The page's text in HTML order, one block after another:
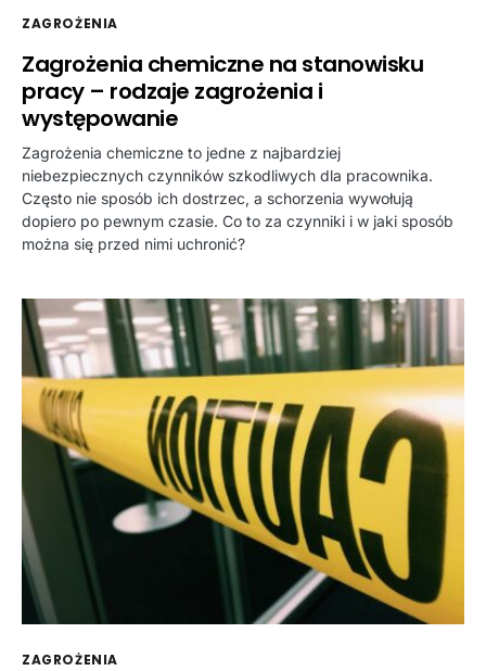
ZAGROŻENIA
Zagrożenia chemiczne na stanowisku
pracy – rodzaje zagrożenia i
występowanie
Zagrożenia chemiczne to jedne z najbardziej
niebezpiecznych czynników szkodliwych dla pracownika.
Często nie sposób ich dostrzec, a schorzenia wywołują
dopiero po pewnym czasie. Co to za czynniki i w jaki sposób
można się przed nimi uchronić?
ZAGROŻENIA